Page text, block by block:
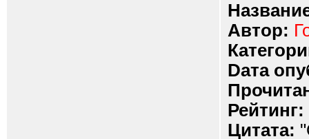
Автор:
Dата
Рейтинг:
Цитата: